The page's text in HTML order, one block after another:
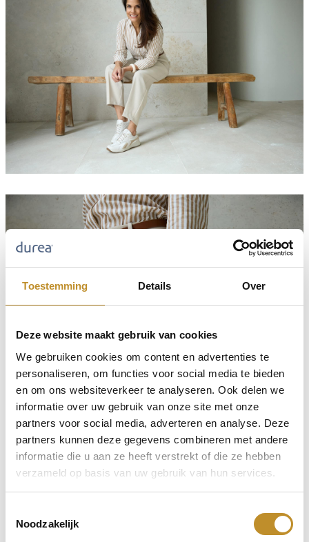
Toestemming Details Over
Deze website maakt gebruik van cookies
We gebruiken cookies om content en advertenties te
personaliseren, om functies voor social media te bieden
en om ons websiteverkeer te analyseren. Ook delen we
informatie over uw gebruik van onze site met onze
partners voor social media, adverteren en analyse. Deze
partners kunnen deze gegevens combineren met andere
informatie die u aan ze heeft verstrekt of die ze hebben
verzameld op basis van uw gebruik van hun services.
Noodzakelijk